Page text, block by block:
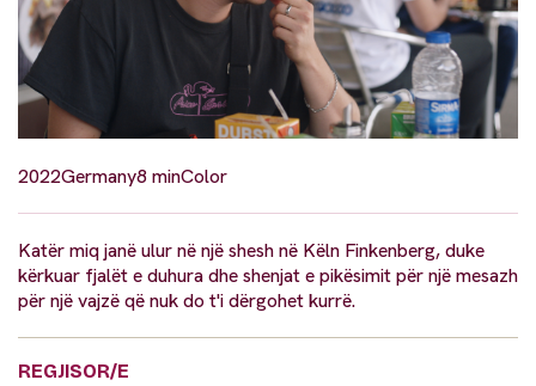
2022Germany8 minColor
Katër miq janë ulur në një shesh në Këln Finkenberg, duke
kërkuar fjalët e duhura dhe shenjat e pikësimit për një mesazh
për një vajzë që nuk do t'i dërgohet kurrë.
REGJISOR/E